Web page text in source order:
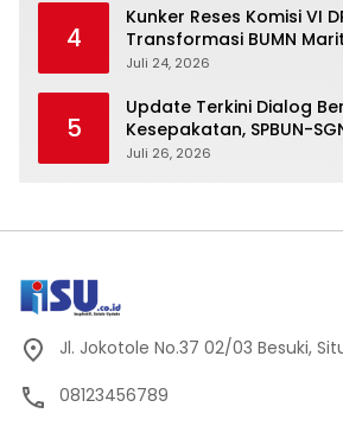
4
Kunker Reses Komisi VI
Transformasi BUMN
Kawal Penguatan Sektor
Juli 24, 2026
5
Update Terkini Dialog
Kesepakatan, SPBUN-
Nasional Setelah Holding
Juli 26, 2026
Jl. Jokotole No.37 02/03 Besuki,
08123456789